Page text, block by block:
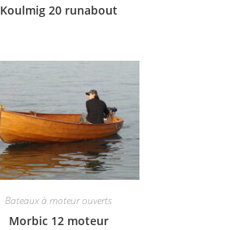
Koulmig 20 runabout
Bateaux à moteur ouverts
Morbic 12 moteur